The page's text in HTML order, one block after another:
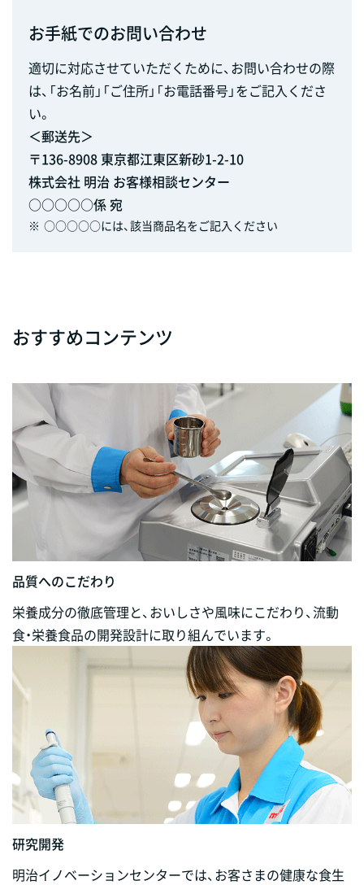
お手紙でのお問い合わせ
適切に対応させていただくために、お問い合わせの際
は、「お名前」「ご住所」「お電話番号」をご記入くださ
い。
＜郵送先＞
〒136-8908 東京都江東区新砂1-2-10
株式会社 明治 お客様相談センター
○○○○○係 宛
※ ○○○○○には、該当商品名をご記入ください
おすすめコンテンツ
品質へのこだわり
栄養成分の徹底管理と、おいしさや風味にこだわり、流動
食・栄養食品の開発設計に取り組んでいます。
研究開発
明治イノベーションセンターでは、お客さまの健康な食生